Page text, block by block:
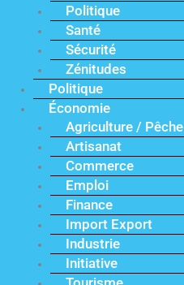
Politique
Santé
Sécurité
Zénitudes
Politique
Économie
Agriculture / Pêche
Artisanat
Commerce
Emploi
Finance
Import Export
Industrie
Initiative